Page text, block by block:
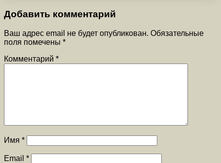
Добавить комментарий
Ваш адрес email не будет опубликован. Обязательные
поля помечены *
Комментарий *
Имя *
Email *